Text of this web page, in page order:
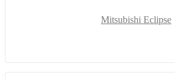
Mitsubishi Eclipse